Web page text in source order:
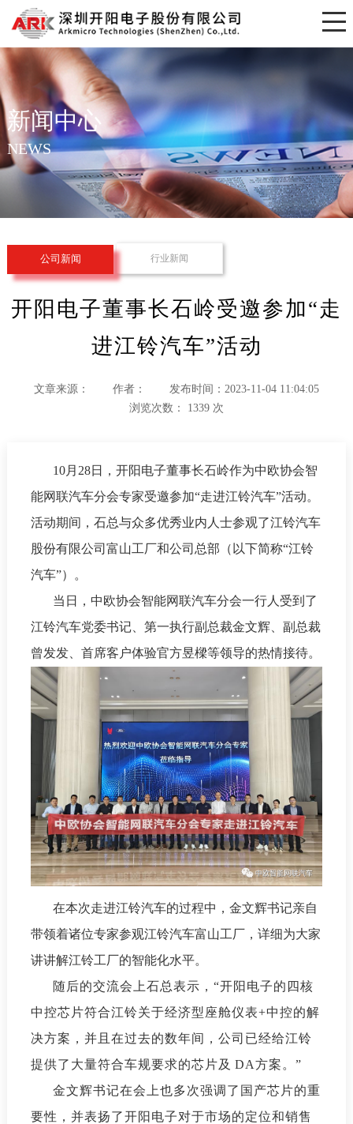
新闻中心
NEWS
公司新闻 行业新闻
开阳电子董事长石岭受邀参加“走
进江铃汽车”活动
文章来源： 作者：
发布时间：2023-11-04 11:04:05
浏览次数： 1339 次
10月28日， 开阳电子董事长石岭作为中欧协会智
能网联汽车分会专家受邀参加“走进江铃汽车”活动。
活动期间，石总与众多优秀业内人士参观了江铃汽车
股份有限公司富山工厂和公司总部（以下简称“江铃
汽车”）。
当日，中欧协会智能网联汽车分会一行人受到了
江铃汽车党委书记、第一执行副总裁金文辉、副总裁
曾发发、首席客户体验官方昱樑等领导的热情接待。
在本次走进江铃汽车的过程中，金文辉书记亲自
带领着诸位专家参观江铃汽车富山工厂，详细为大家
讲讲解江铃工厂的智能化水平。
随后的交流会上石总表示，“开阳电子的四核
中控芯片符合江铃关于经济型座舱仪表+中控的解
决方案，并且在过去的数年间，公司已经给江铃
提供了大量符合车规要求的芯片及 DA方案。”
金文辉书记在会上也多次强调了国产芯片的重
要性，并表扬了开阳电子对于市场的定位和销售